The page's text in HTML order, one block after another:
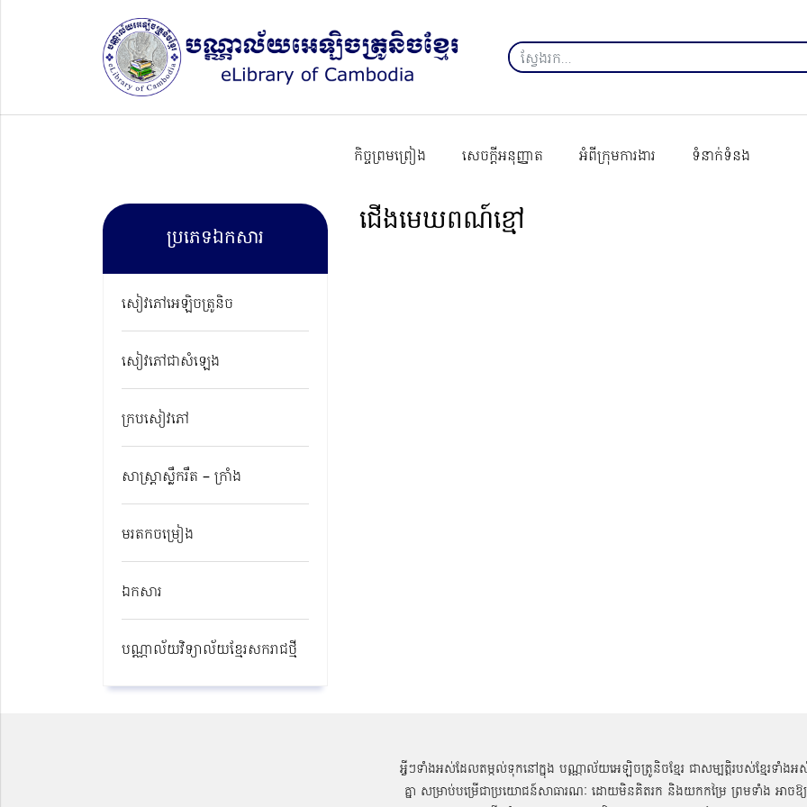
កិច្ចព្រមព្រៀង សេចក្ដីអនុញ្ញាត អំពីក្រុមការងារ ទំនាក់ទំនង
ប្រភេទឯកសារ
សៀវភៅអេឡិចត្រូនិច
សៀវភៅជាសំឡេង
ក្របសៀវភៅ
សាស្ត្រាស្លឹករឹត – ក្រាំង
មរតកចម្រៀង
ឯកសារ
បណ្ណាល័យវិទ្យាល័យខ្មែរសករាជថ្មី​
ជើងមេឃពណ៍ខ្មៅ
អ្វីៗទាំងអស់ដែលតម្កល់ទុកនៅក្នុង បណ្ណាល័យអេឡិចត្រូនិចខ្មែរ ជាសម្បតិ្តរបស់ខ្មែរទាំងអ
គ្នា សម្រាប់បម្រើជាប្រយោជន៍សាធារណៈ ដោយមិនគិតរក និងយកកម្រៃ ព្រមទាំង អាចឱ្យ